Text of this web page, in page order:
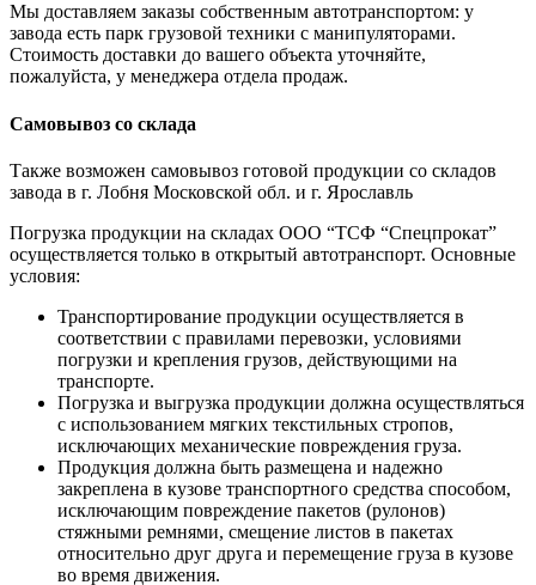
Мы доставляем заказы собственным автотранспортом: у
завода есть парк грузовой техники с манипуляторами.
Стоимость доставки до вашего объекта уточняйте,
пожалуйста, у менеджера отдела продаж.
Самовывоз со склада
Также возможен самовывоз готовой продукции со складов
завода в г. Лобня Московской обл. и г. Ярославль
Погрузка продукции на складах ООО “ТСФ “Спецпрокат”
осуществляется только в открытый автотранспорт. Основные
условия:
Транспортирование продукции осуществляется в
соответствии с правилами перевозки, условиями
погрузки и крепления грузов, действующими на
транспорте.
Погрузка и выгрузка продукции должна осуществляться
с использованием мягких текстильных стропов,
исключающих механические повреждения груза.
Продукция должна быть размещена и надежно
закреплена в кузове транспортного средства способом,
исключающим повреждение пакетов (рулонов)
стяжными ремнями, смещение листов в пакетах
относительно друг друга и перемещение груза в кузове
во время движения.